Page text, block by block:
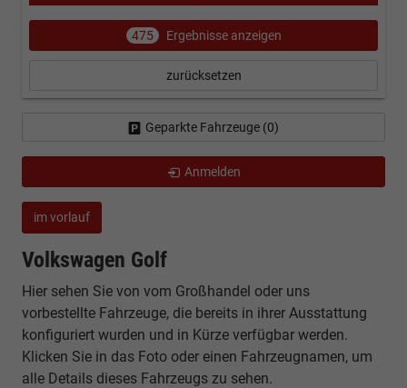
im vorlauf
Volkswagen Golf
Hier sehen Sie von vom Großhandel oder uns
vorbestellte Fahrzeuge, die bereits in ihrer Ausstattung
konfiguriert wurden und in Kürze verfügbar werden.
Klicken Sie in das Foto oder einen Fahrzeugnamen, um
alle Details dieses Fahrzeugs zu sehen.
475 Ergebnisse anzeigen
zurücksetzen
Geparkte Fahrzeuge (0)
Anmelden